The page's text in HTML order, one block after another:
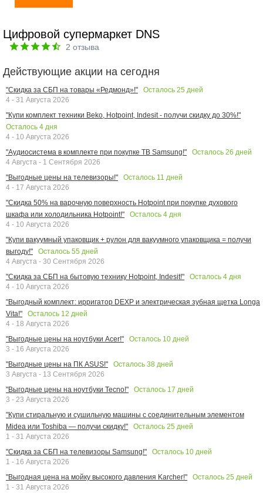
Цифровой супермаркет DNS
2 отзыва
Действующие акции на сегодня
"Скидка за СБП на товары «Редмонд»!" Осталось 25 дней
4 - 31 Августа 2026
"Купи комплект техники Beko, Hotpoint, Indesit - получи скидку до 30%!"
Осталось 4 дня
4 - 10 Августа 2026
"Аудиосистема в комплекте при покупке ТВ Samsung!"
Осталось 26 дней
4 Августа - 1 Сентября 2026
"Выгодные цены на телевизоры!"
Осталось 11 дней
4 - 17 Августа 2026
"Скидка 50% на варочную поверхность Hotpoint при покупке духового
шкафа или холодильника Hotpoint!"
Осталось 4 дня
4 - 10 Августа 2026
"Купи вакуумный упаковщик + рулон для вакуумного упаковщика = получи
выгоду!"
Осталось 55 дней
4 Августа - 30 Сентября 2026
"Скидка за СБП на бытовую технику Hotpoint, Indesit!"
Осталось 4 дня
4 - 10 Августа 2026
"Выгодный комплект: ирригатор DEXP и электрическая зубная щетка Longa
Vita!"
Осталось 12 дней
4 - 18 Августа 2026
"Выгодные цены на ноутбуки Acer!"
Осталось 10 дней
3 - 16 Августа 2026
"Выгодные цены на ПК ASUS!"
Осталось 38 дней
3 Августа - 13 Сентября 2026
"Выгодные цены на ноутбуки Tecno!"
Осталось 17 дней
3 - 23 Августа 2026
"Купи стиральную и сушильную машины с соединительным элементом
Midea или Toshiba — получи скидку!"
Осталось 25 дней
1 - 31 Августа 2026
"Скидка за СБП на телевизоры Samsung!"
Осталось 10 дней
1 - 16 Августа 2026
"Выгодная цена на мойку высокого давления Karcher!"
Осталось 25 дней
1 - 31 Августа 2026